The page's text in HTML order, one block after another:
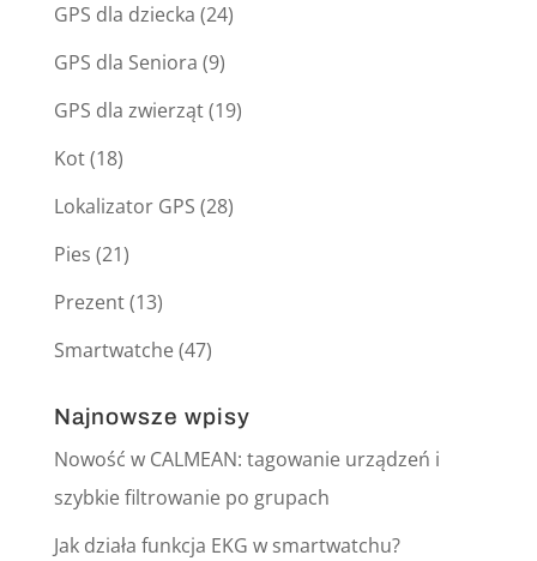
GPS dla dziecka (24)
GPS dla Seniora (9)
GPS dla zwierząt(19)
Kot(18)
Lokalizator GPS (28)
Pies (21)
Prezent(13)
Smartwatche(47)
Najnowsze wpisy
Nowość w CALMEAN: tagowanie urządzeń i
szybkie filtrowanie po grupach
Jak działa funkcja EKG w smartwatchu?